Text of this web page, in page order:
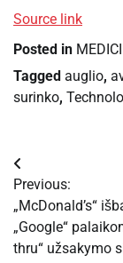
Source link
Posted in
Tagged auglio,
surinko,
Navigacija
tarp
įrašų
Previous:
„McDonald’s“
„Google“
thru“ užsakymo